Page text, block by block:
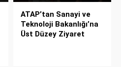
ATAP’tan Sanayi ve
Teknoloji Bakanlığı’na
Üst Düzey Ziyaret